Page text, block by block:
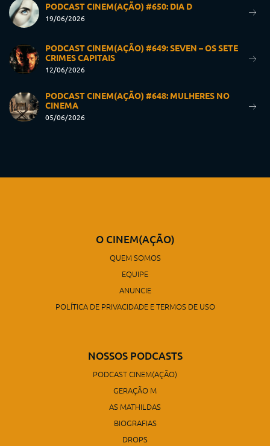
PODCAST CINEM(AÇÃO) #650: DIA D
19/06/2026
PODCAST CINEM(AÇÃO) #649: SEVEN – OS SETE
CRIMES CAPITAIS
12/06/2026
PODCAST CINEM(AÇÃO) #648: MULHERES NO
CINEMA
05/06/2026
O CINEM(AÇÃO)
QUEM SOMOS
EQUIPE
ANUNCIE
POLÍTICA DE PRIVACIDADE E TERMOS DE USO
NOSSOS PODCASTS
PODCAST CINEM(AÇÃO)
GERAÇÃO M
AS MATHILDAS
BIOGRAFIAS
DROPS